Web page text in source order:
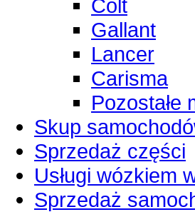
Colt
Gallant
Lancer
Carisma
Pozostałe
Skup
Sprzedaż części
Usługi wózkiem
Sprzedaż